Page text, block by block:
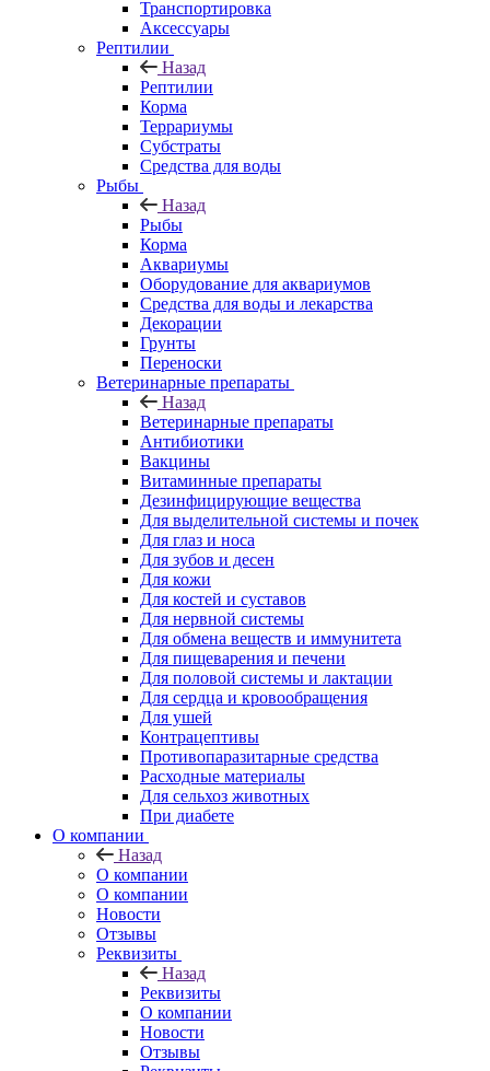
Транспортировка
Аксессуары
Рептилии
Назад
Рептилии
Корма
Террариумы
Субстраты
Средства для воды
Рыбы
Назад
Рыбы
Корма
Аквариумы
Оборудование для аквариумов
Средства для воды и лекарства
Декорации
Грунты
Переноски
Ветеринарные препараты
Назад
Ветеринарные препараты
Антибиотики
Вакцины
Витаминные препараты
Дезинфицирующие вещества
Для выделительной системы и почек
Для глаз и носа
Для зубов и десен
Для кожи
Для костей и суставов
Для нервной системы
Для обмена веществ и иммунитета
Для пищеварения и печени
Для половой системы и лактации
Для сердца и кровообращения
Для ушей
Контрацептивы
Противопаразитарные средства
Расходные материалы
Для сельхоз животных
При диабете
О компании
Назад
О компании
О компании
Новости
Отзывы
Реквизиты
Назад
Реквизиты
О компании
Новости
Отзывы